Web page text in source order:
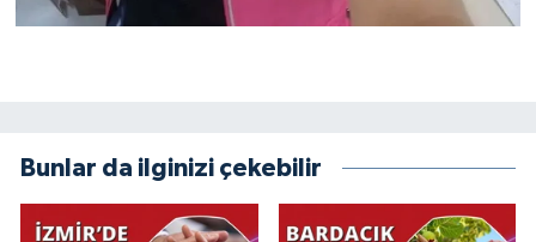
Bunlar da ilginizi çekebilir